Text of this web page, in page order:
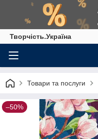
Творчість.Україна
Товари та послуги
–50%